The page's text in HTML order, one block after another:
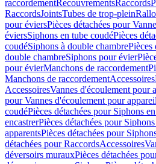
raccordementRecouvrementsRaccords
RaccordsJointsTubes de trop-plein
pour éviersPièces détachées pour
éviersSiphons en tube coudéPièces
coudéSiphons à double chambrePièces
double chambreSiphons pour évier
pour évierManchons de raccordement
Manchons de raccordementAccessoires
AccessoiresVannes d'écoulement pour
pour Vannes d'écoulement pour
coudéPièces détachées pour Siphons
encastrerPièces détachées pour
apparentsPièces détachées pour
détachées pour RaccordsAccessoires
déversoirs murauxPièces détachées